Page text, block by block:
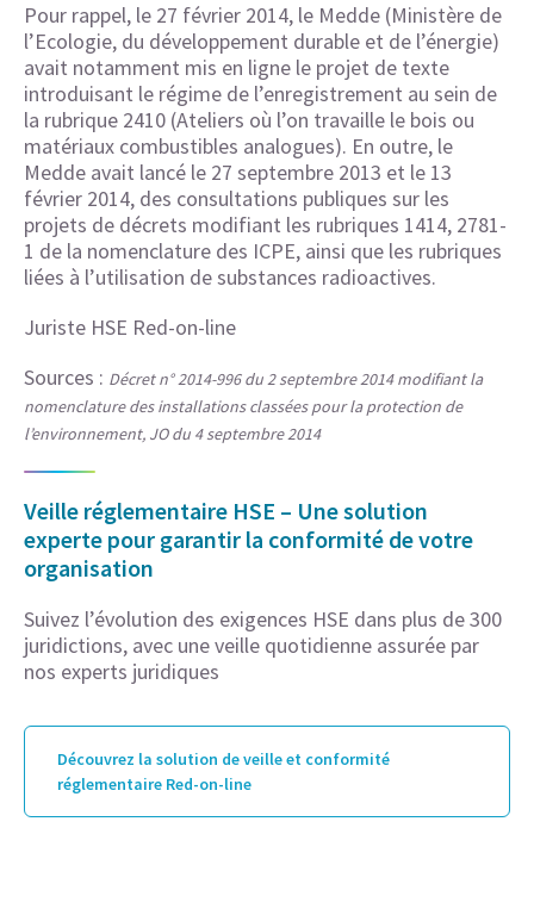
Pour rappel, le 27 février 2014, le Medde (Ministère de
l’Ecologie, du développement durable et de l’énergie)
avait notamment mis en ligne le projet de texte
introduisant le régime de l’enregistrement au sein de
la rubrique 2410 (Ateliers où l’on travaille le bois ou
matériaux combustibles analogues). En outre, le
Medde avait lancé le 27 septembre 2013 et le 13
février 2014, des consultations publiques sur les
projets de décrets modifiant les rubriques 1414, 2781-
1 de la nomenclature des ICPE, ainsi que les rubriques
liées à l’utilisation de substances radioactives.
Juriste HSE Red-on-line
Sources : Décret n° 2014-996 du 2 septembre 2014 modifiant la
nomenclature des installations classées pour la protection de
l’environnement, JO du 4 septembre 2014
Veille réglementaire HSE – Une solution
experte pour garantir la conformité de votre
organisation
Suivez l’évolution des exigences HSE dans plus de 300
juridictions, avec une veille quotidienne assurée par
nos experts juridiques
Découvrez la solution de veille et conformité
réglementaire Red-on-line